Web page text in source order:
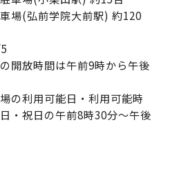
場(弘前学院大前駅) 約120
開放時間は午前9時から午後
の利用可能日・利用可能時
・祝日の午前8時30分～午後